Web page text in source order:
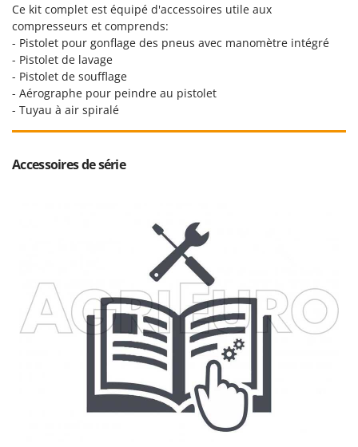
Trev - Abrek - TecnoVIR
Trotec
Troy-Bilt
U
Udor
Waldner
Weber
WIDU
Wiper EcoRobot
Wolf Garten
Ce kit complet est équipé d'accessoires utile aux
compresseurs et comprends:
- Pistolet pour gonflage des pneus avec manomètre intégré
- Pistolet de lavage
- Pistolet de soufflage
- Aérographe pour peindre au pistolet
- Tuyau à air spiralé
Accessoires de série